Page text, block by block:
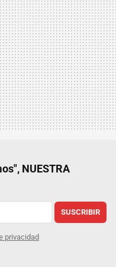
NUESTRA
SUSCRIBIR
privacidad